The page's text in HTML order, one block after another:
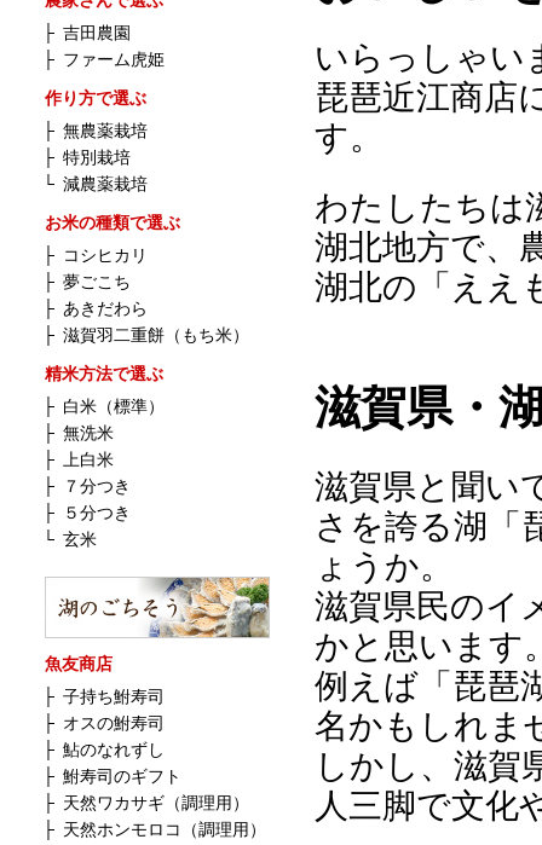
├ 吉田農園
├ ファーム虎姫
作り方で選ぶ
├ 無農薬栽培
├ 特別栽培
└ 減農薬栽培
お米の種類で選ぶ
├ コシヒカリ
├ 夢ごこち
├ あきだわら
├ 滋賀羽二重餅（もち米）
精米方法で選ぶ
├ 白米（標準）
├ 無洗米
├
上白米
├
７分つき
├
５分つき
└ 玄米
魚友商店
├ 子持ち鮒寿司
├ オスの鮒寿司
├ 鮎のなれずし
├ 鮒寿司のギフト
├ 天然ワカサギ（調理用）
├ 天然ホンモロコ（調理用）
いらっしゃい
琵琶近江商店
す。
わたしたちは
湖北地方で、
湖北の「ええ
滋賀県・
滋賀県と聞い
さを誇る湖「
ょうか。
滋賀県民のイ
かと思います
例えば「琵琶
名かもしれま
しかし、滋賀
人三脚で文化